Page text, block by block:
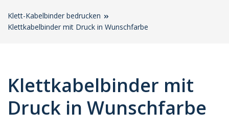
Klett-Kabelbinder bedrucken
Klettkabelbinder mit Druck in Wunschfarbe
Klettkabelbinder mit
Druck in Wunschfarbe